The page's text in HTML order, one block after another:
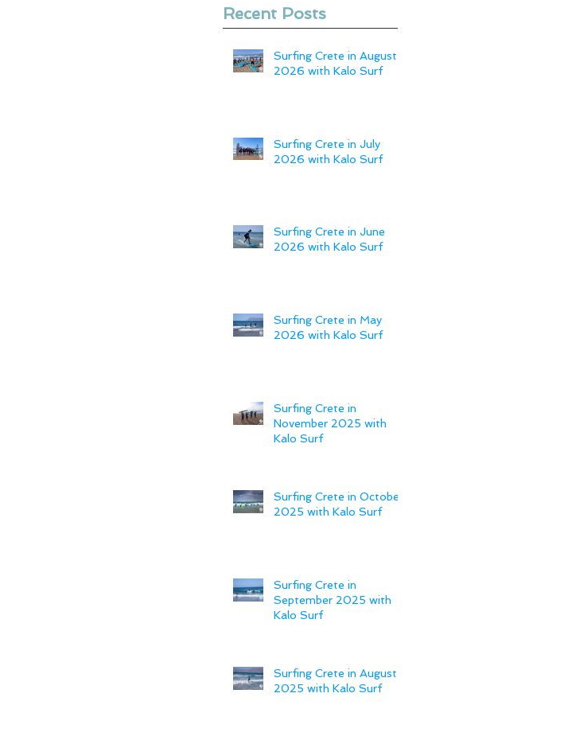
Recent Posts
Surfing Crete in August
2026 with Kalo Surf
Surfing Crete in July
2026 with Kalo Surf
Surfing Crete in June
2026 with Kalo Surf
Surfing Crete in May
2026 with Kalo Surf
Surfing Crete in
November 2025 with
Kalo Surf
Surfing Crete in October
2025 with Kalo Surf
Surfing Crete in
September 2025 with
Kalo Surf
Surfing Crete in August
2025 with Kalo Surf